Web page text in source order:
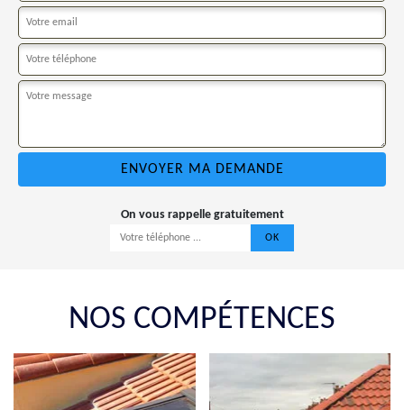
On vous rappelle gratuitement
NOS COMPÉTENCES